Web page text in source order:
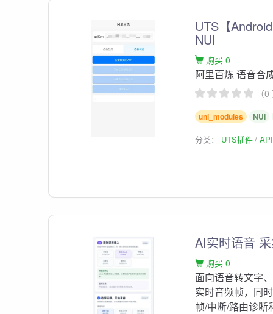
UTS【
NUI
购买 0
阿里百炼 语音合
（
uni_modules NUI
分类： UTS插件
AI实时语音
购买 0
面向语音转文字
实时音频帧，同
帧/中断/路由诊断